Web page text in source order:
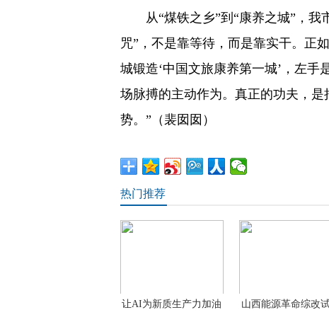
从“煤铁之乡”到“康养之城”，
咒”，不是靠等待，而是靠实干。正
城锻造‘中国文旅康养第一城’，左
场脉搏的主动作为。真正的功夫，
势。”（裴囡囡）
热门推荐
让AI为新质生产力加油
山西能源革命综改